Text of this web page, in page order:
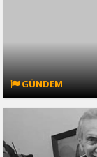
GÜNDEM